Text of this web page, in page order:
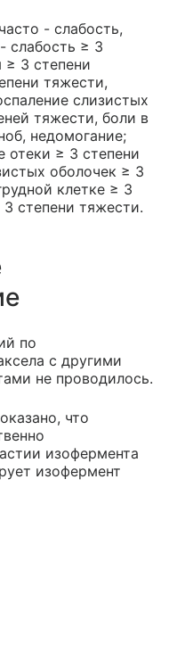
- слабость,
слабость ≥ 3
≥ 3 степени
тяжести,
слизистых
тяжести, боли в
недомогание;
отеки ≥ 3 степени
оболочек ≥ 3
клетке ≥ 3
степени тяжести.
по
с другими
не проводилось.
что
изофермента
изофермент